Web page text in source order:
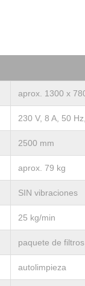
aprox. 1300 x
230 V, 8 A, 50
2500 mm
aprox. 79 kg
SIN vibraciones
25 kg/min
paquete de
autolimpieza